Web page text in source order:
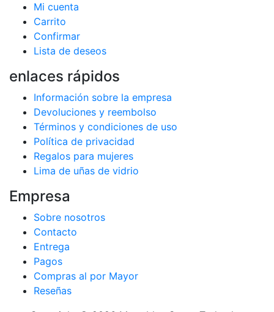
Mi cuenta
Carrito
Confirmar
Lista de deseos
enlaces rápidos
Información sobre la empresa
Devoluciones y reembolso
Términos y condiciones de uso
Política de privacidad
Regalos para mujeres
Lima de uñas de vidrio
Empresa
Sobre nosotros
Contacto
Entrega
Pagos
Compras al por Mayor
Reseñas